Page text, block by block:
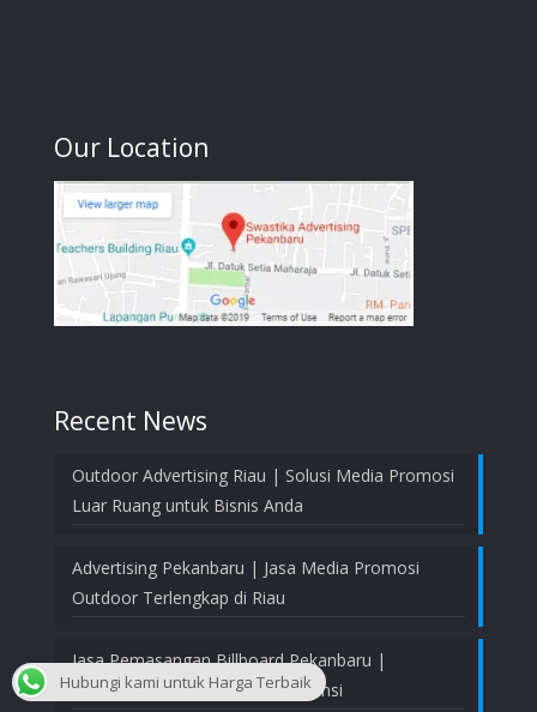
Our Location
Recent News
Outdoor Advertising Riau | Solusi Media Promosi
Luar Ruang untuk Bisnis Anda
Advertising Pekanbaru | Jasa Media Promosi
Outdoor Terlengkap di Riau
Jasa Pemasangan Billboard Pekanbaru |
Profesional, Aman, dan Bergaransi
Hubungi kami untuk Harga Terbaik